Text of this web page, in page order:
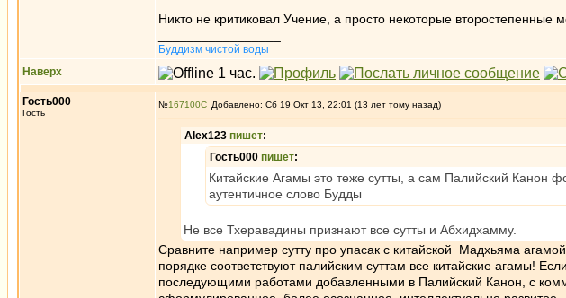
Никто не критиковал Учение, а просто некоторые второстепенные
Буддизм чистой воды
Наверх
Гость000
Гость
№167100 Добавлено: Сб 19 Окт 13, 22:01 (13 лет тому назад)
Alex123 пишет:
Гость000 пишет:
Китайские Агамы это теже сутты, а сам Палийский Канон
аутентичное слово Будды
Не все Тхеравадины признают все сутты и Абхидхамму.
Сравните например сутту про упасак с китайской Мадхьяма
порядке соответствуют палийским суттам все китайские агамы!
последующими работами добавленными в Палийский Канон, с